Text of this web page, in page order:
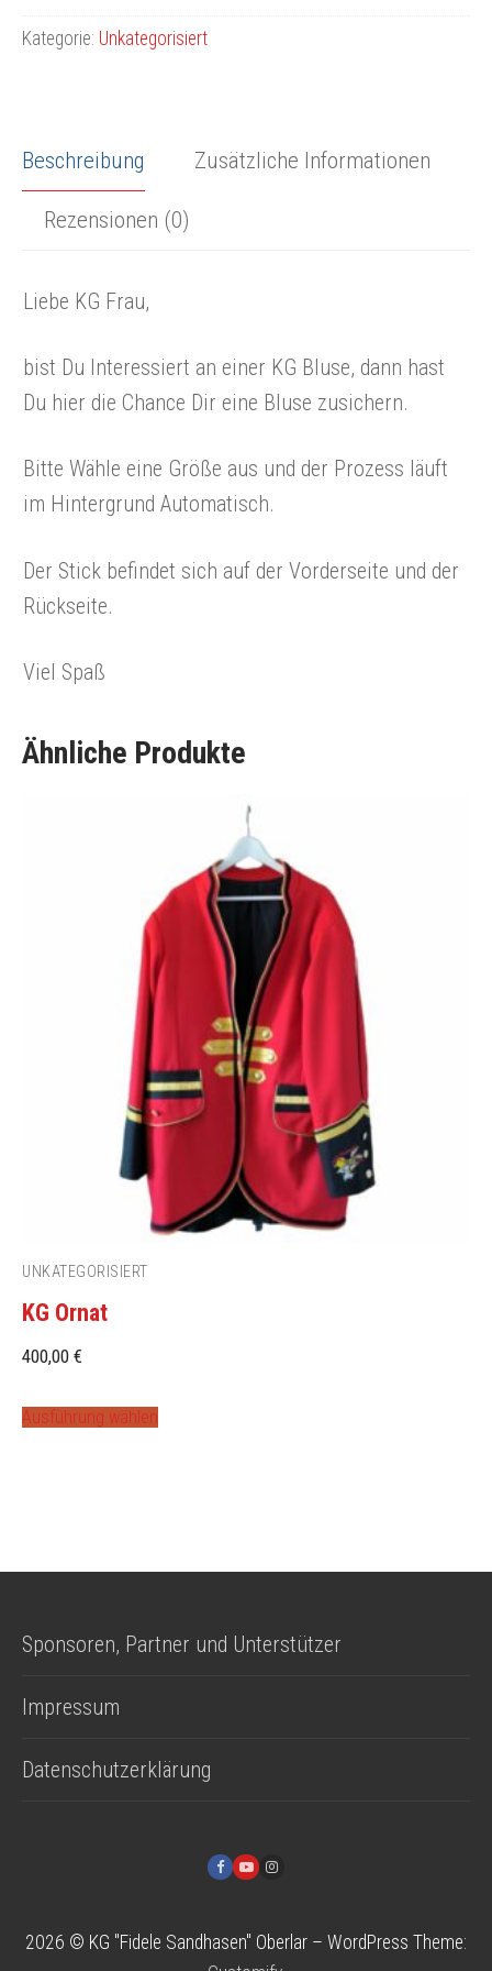
Menge
Kategorie: Unkategorisiert
Beschreibung Zusätzliche Informationen
Rezensionen (0)
Liebe KG Frau,
bist Du Interessiert an einer KG Bluse, dann hast
Du hier die Chance Dir eine Bluse zusichern.
Bitte Wähle eine Größe aus und der Prozess läuft
im Hintergrund Automatisch.
Der Stick befindet sich auf der Vorderseite und der
Rückseite.
Viel Spaß
Ähnliche Produkte
UNKATEGORISIERT
KG Ornat
400,00 €
Ausführung wählen
Sponsoren, Partner und Unterstützer
Impressum
Datenschutzerklärung
2026 © KG "Fidele Sandhasen" Oberlar – WordPress Theme: